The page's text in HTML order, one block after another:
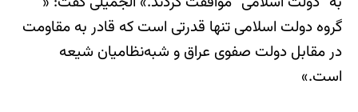
گروه دولت اسلامی تنها قدرتی است که قادر به مقاومت
در مقابل دولت صفوی عراق و شبه‌نظامیان شیعه
است.»